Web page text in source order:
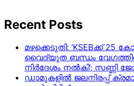
Recent Posts
മഴക്കെടുതി: ‘KSEBക്ക് 25
വൈദ്യുത ബന്ധം
നിർ​ദേശം നൽകി’; സണ്ണി
ഡാമുകളില്‍ ജലനിരപ്പ്